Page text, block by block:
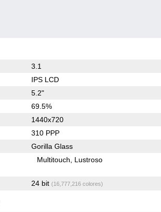
3.1
IPS LCD
5.2"
69.5%
1440x720
310 PPP
Gorilla Glass
Multitouch Lustroso
24 bit (16,777,216 colores)